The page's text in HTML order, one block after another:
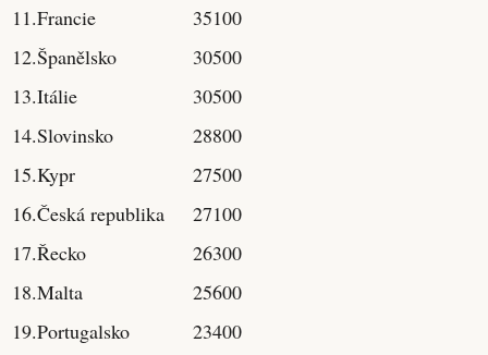
11.Francie
35100
12.Španělsko
30500
13.Itálie
30500
14.Slovinsko
28800
15.Kypr
27500
16.Česká republika
27100
17.Řecko
26300
18.Malta
25600
19.Portugalsko
23400